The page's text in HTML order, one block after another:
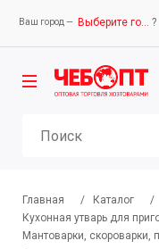
Ваш город — Выберите город ?
Ваш город — Выберите город
Главная / Каталог
/
Кухонная утварь для
Мантоварки, скороварки,